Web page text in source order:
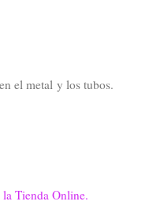
el metal y los tubos.
Tienda Online.